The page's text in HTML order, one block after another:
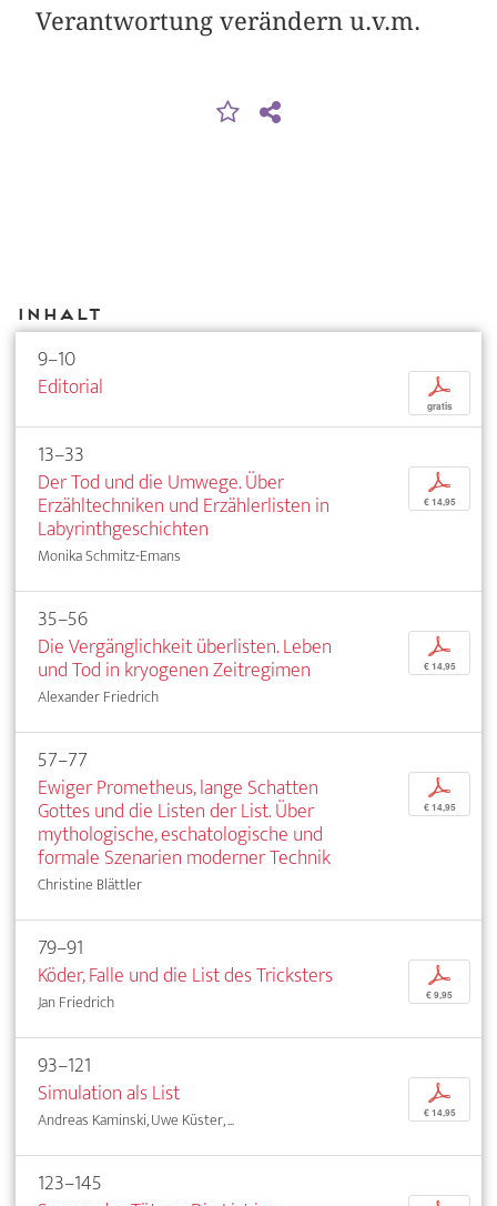
Verantwortung verändern u.v.m.
Inhalt
9–10
Editorial
p
gratis
13–33
Der Tod und die Umwege. Über
Erzähltechniken und Erzählerlisten in
Labyrinthgeschichten
Monika Schmitz-Emans
p
€ 14,95
35–56
Die Vergänglichkeit überlisten. Leben
und Tod in kryogenen Zeitregimen
Alexander Friedrich
p
€ 14,95
57–77
Ewiger Prometheus, lange Schatten
Gottes und die Listen der List. Über
mythologische, eschatologische und
formale Szenarien moderner Technik
Christine Blättler
p
€ 14,95
79–91
Köder, Falle und die List des Tricksters
Jan Friedrich
p
€ 9,95
93–121
Simulation als List
Andreas Kaminski, Uwe Küster, ...
p
€ 14,95
123–145